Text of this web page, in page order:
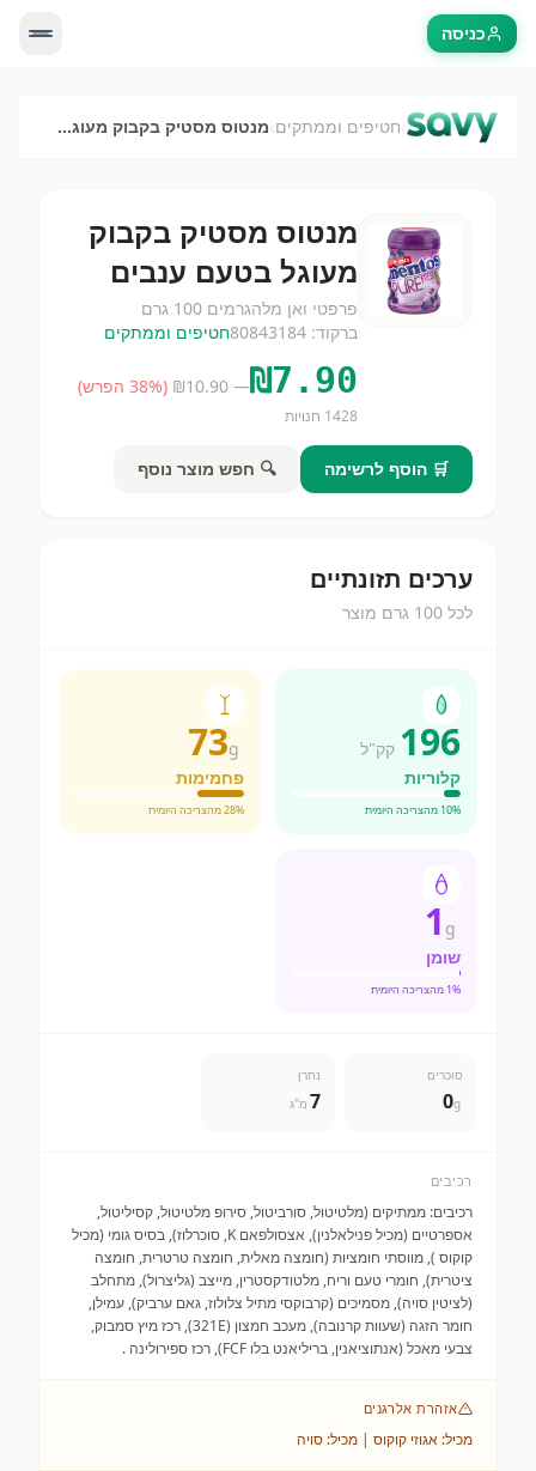
כניסה
›חטיפים וממתקים› מנטוס מסטיק בקבוק מעוגל בטעם ענבים
מנטוס מסטיק בקבוק
מעוגל בטעם ענבים
פרפטי ואן מלהגרמים 100 גרם
ברקוד: 80843184חטיפים וממתקים
₪7.90
— ₪
10.90
(
38% הפרש)
1428 חנויות
🛒 הוסף לרשימה 🔍 חפש מוצר נוסף
ערכים תזונתיים
לכל 100 גרם מוצר
196 קק"ל
קלוריות
10% מהצריכה היומית
73g
פחמימות
28% מהצריכה היומית
1 g
שומן
1% מהצריכה היומית
סוכרים
0g
נתרן
7 מ"ג
רכיבים
רכיבים: ממתיקים (מלטיטול, סורביטול, סירופ מלטיטול, קסיליטול,
אספרטיים (מכיל פנילאלנין), אצסולפאם K, סוכרלוז), בסיס גומי (מכיל
קוקוס ), מווסתי חומציות (חומצה מאלית, חומצה טרטרית, חומצה
ציטרית), חומרי טעם וריח, מלטודקסטרין, מייצב (גליצרול), מתחלב
(לציטין סויה), מסמיכים (קרבוקסי מתיל צלולוז, גאם ערביק), עמילן,
חומר הזגה (שעוות קרנובה), מעכב חמצון (321E), רכז מיץ סמבוק,
צבעי מאכל (אנתוציאנין, בריליאנט בלו FCF), רכז ספירולינה .
אזהרת אלרגנים
מכיל: אגוזי קוקוס | מכיל: סויה